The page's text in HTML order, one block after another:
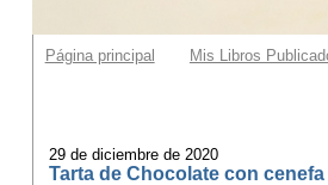
Página principal Mis Libros
29 de diciembre de 2020
Tarta de Chocolate con